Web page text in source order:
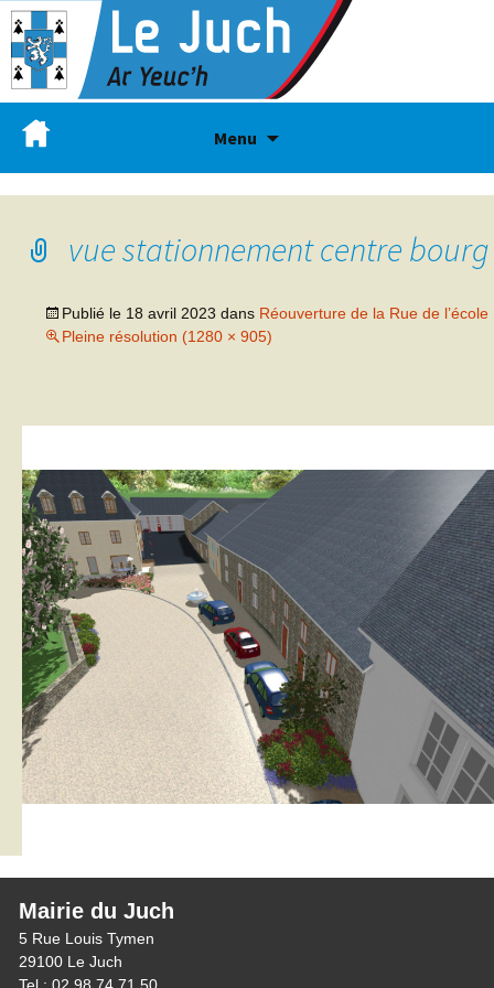
Menu
vue stationnement centre bourg
Publié le 18 avril 2023 dans Réouverture de la Rue de l’école
Pleine résolution (1280 × 905)
Mairie du Juch
5 Rue Louis Tymen
29100 Le Juch
Tel : 02 98 74 71 50